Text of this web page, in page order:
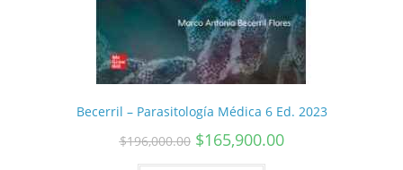
Becerril – Parasitología Médica 6 Ed. 2023
$196,000.00 $165,900.00